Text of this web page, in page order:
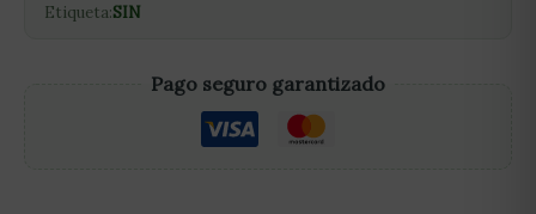
Etiqueta:SIN
Pago seguro garantizado